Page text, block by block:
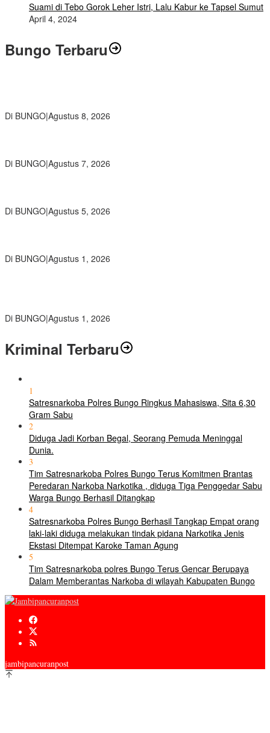
Suami di Tebo Gorok Leher Istri, Lalu Kabur ke Tapsel Sumut
April 4, 2024
Bungo Terbaru
Di BUNGO|Agustus 8, 2026
Di BUNGO|Agustus 7, 2026
Di BUNGO|Agustus 5, 2026
Di BUNGO|Agustus 1, 2026
Di BUNGO|Agustus 1, 2026
Kriminal Terbaru
1
Satresnarkoba Polres Bungo Ringkus Mahasiswa, Sita 6,30
Gram Sabu
2
Diduga Jadi Korban Begal, Seorang Pemuda Meninggal
Dunia.
3
Tim Satresnarkoba Polres Bungo Terus Komitmen Brantas
Peredaran Narkoba Narkotika , diduga Tiga Penggedar Sabu
Warga Bungo Berhasil Ditangkap
4
Satresnarkoba Polres Bungo Berhasil Tangkap Empat orang
laki-laki diduga melakukan tindak pidana Narkotika Jenis
Ekstasi Ditempat Karoke Taman Agung
5
Tim Satresnarkoba polres Bungo Terus Gencar Berupaya
Dalam Memberantas Narkoba di wilayah Kabupaten Bungo
jambipancuranpost